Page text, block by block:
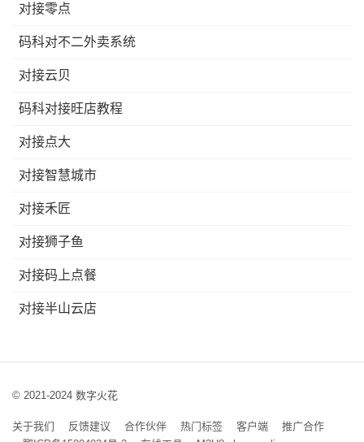
对接零点
码科对不二外卖系统
对接云贝
码科对接旺店教程
对接点大
对接智慧城市
对接禾匠
对接狮子鱼
对接码上点餐
对接半山云店
© 2021-2024 数字火花
关于我们 反馈建议 合作伙伴 热门标签 客户端
推广合作